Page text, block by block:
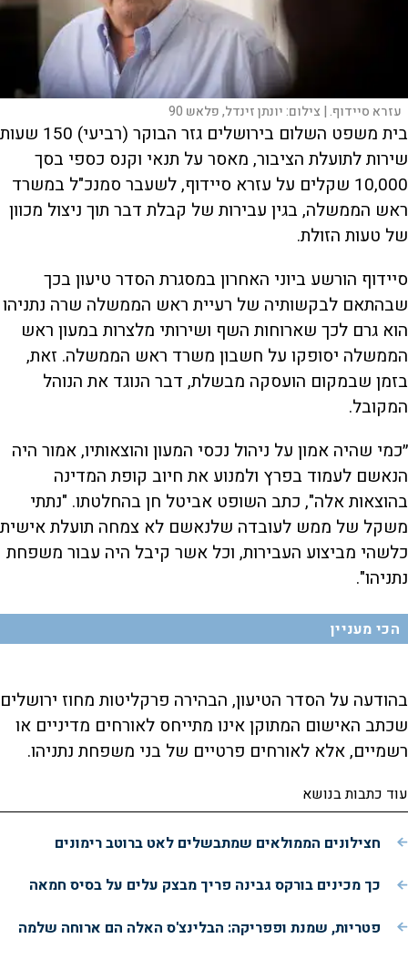
עזרא סיידוף. | צילום:יונתן זינדל, פלאש 90
בית משפט השלום בירושלים גזר הבוקר (רביעי) 150 שעות
שירות לתועלת הציבור, מאסר על תנאי וקנס כספי בסך
10,000 שקלים על עזרא סיידוף, לשעבר סמנכ"ל במשרד
ראש הממשלה, בגין עבירות של קבלת דבר תוך ניצול מכוון
של טעות הזולת.
סיידוף הורשע ביוני האחרון במסגרת הסדר טיעון בכך
שבהתאם לבקשותיה של רעיית ראש הממשלה שרה נתניהו
הוא גרם לכך שארוחות השף ושירותי מלצרות במעון ראש
הממשלה יסופקו על חשבון משרד ראש הממשלה. זאת,
בזמן שבמקום הועסקה מבשלת, דבר הנוגד את הנוהל
המקובל.
״כמי שהיה אמון על ניהול נכסי המעון והוצאותיו, אמור היה
הנאשם לעמוד בפרץ ולמנוע את חיוב קופת המדינה
בהוצאות אלה", כתב השופט אביטל חן בהחלטתו. "נתתי
משקל של ממש לעובדה שלנאשם לא צמחה תועלת אישית
כלשהי מביצוע העבירות, וכל אשר קיבל היה עבור משפחת
נתניהו".
הכי מעניין
בהודעה על הסדר הטיעון, הבהירה פרקליטות מחוז ירושלים
שכתב האישום המתוקן אינו מתייחס לאורחים מדיניים או
רשמיים, אלא לאורחים פרטיים של בני משפחת נתניהו.
עוד כתבות בנושא
חצילונים הממולאים שמתבשלים לאט ברוטב רימונים
כך מכינים בורקס גבינה פריך מבצק עלים על בסיס חמאה
פטריות, שמנת ופפריקה: הבלינצ'ס האלה הם ארוחה שלמה